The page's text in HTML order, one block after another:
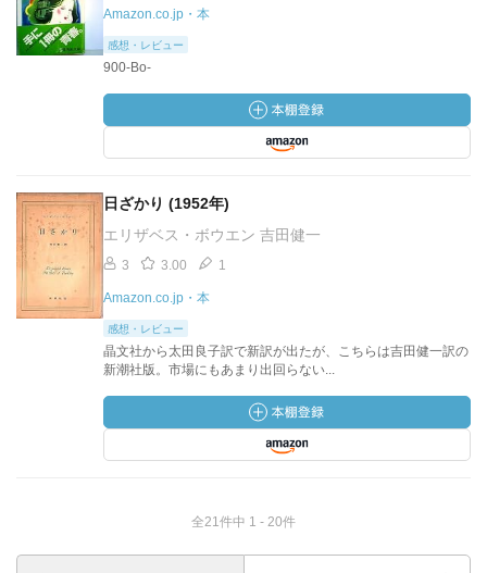
Amazon.co.jp・本
感想・レビュー
900-Bo-
日ざかり (1952年)
エリザベス・ボウエン 吉田健一
3 3.00 1
Amazon.co.jp・本
感想・レビュー
晶文社から太田良子訳で新訳が出たが、こちらは吉田健一訳の
新潮社版。市場にもあまり出回らない...
全21件中 1 - 20件